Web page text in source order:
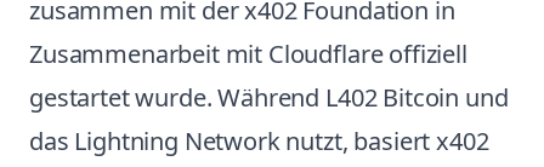
zusammen mit der x402 Foundation in
Zusammenarbeit mit Cloudflare offiziell
gestartet wurde. Während L402 Bitcoin und
das Lightning Network nutzt, basiert x402